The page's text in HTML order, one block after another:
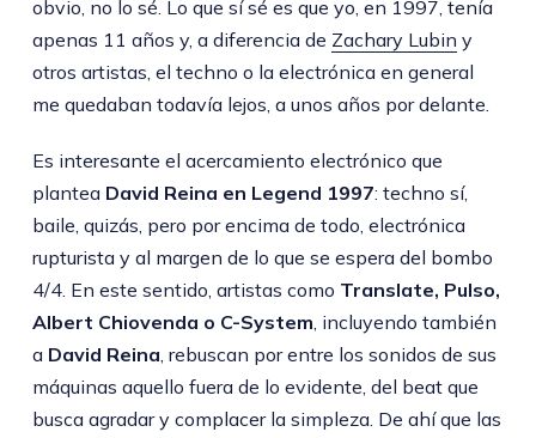
obvio, no lo sé. Lo que sí sé es que yo, en 1997, tenía
apenas 11 años y, a diferencia de Zachary Lubin y
otros artistas, el techno o la electrónica en general
me quedaban todavía lejos, a unos años por delante.
Es interesante el acercamiento electrónico que
plantea David Reina en Legend 1997: techno sí,
baile, quizás, pero por encima de todo, electrónica
rupturista y al margen de lo que se espera del bombo
4/4. En este sentido, artistas como Translate, Pulso,
Albert Chiovenda o C-System, incluyendo también
a David Reina, rebuscan por entre los sonidos de sus
máquinas aquello fuera de lo evidente, del beat que
busca agradar y complacer la simpleza. De ahí que las